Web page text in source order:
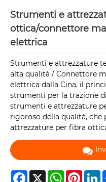
Strumenti e
ottica/connettore
elettrica
Strumenti e attrezzature
alta qualità / Connettore
elettrica dalla Cina, il
strumenti per la trazione
strumenti e attrezzature
rigoroso della qualità,
attrezzature per fibra
Facebook
X WhatsApp